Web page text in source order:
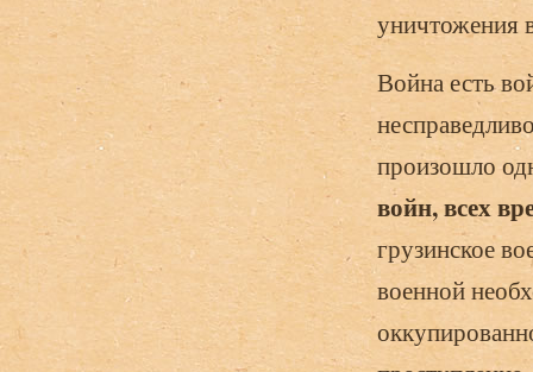
уничтожения
Война есть
произошло
войн, всех
грузинское
военной